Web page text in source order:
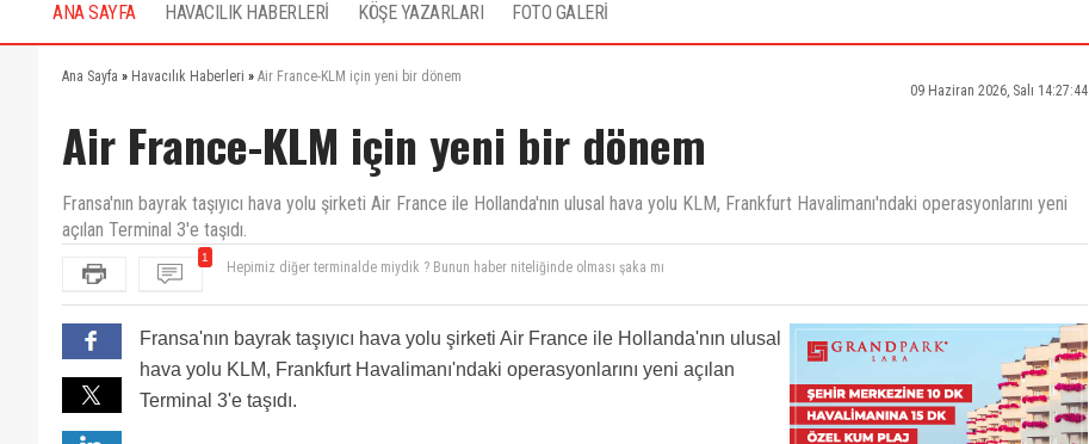
ANA SAYFA HAVACILIK HABERLERİ KÖŞE YAZARLARI FOTO GALERİ
Ana Sayfa » Havacılık Haberleri » Air France-KLM için yeni bir dönem
09 Haziran 2026, Salı 14:27:44
Air France-KLM için yeni bir dönem
Fransa'nın bayrak taşıyıcı hava yolu şirketi Air France ile Hollanda'nın ulusal hava yolu KLM, Frankfurt Havalimanı'ndaki operasyonlarını yeni
açılan Terminal 3'e taşıdı.
1
Hepimiz diğer terminalde miydik ? Bunun haber niteliğinde olması şaka mı
Fransa'nın bayrak taşıyıcı hava yolu şirketi Air France ile Hollanda'nın ulusal
hava yolu KLM, Frankfurt Havalimanı'ndaki operasyonlarını yeni açılan
Terminal 3'e taşıdı.